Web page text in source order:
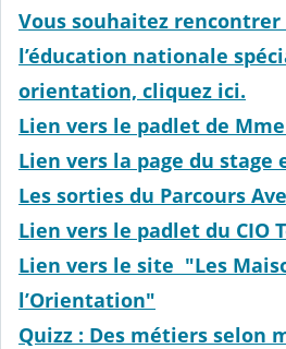
Vous souhaitez rencontrer
l’éducation nationale
orientation, cliquez ici.
Lien vers le padlet de Mme
Lien vers la page du stage
Les sorties du Parcours
Lien vers le padlet du CIO
Lien vers le site "Les
l’Orientation"
Quizz : Des métiers selon